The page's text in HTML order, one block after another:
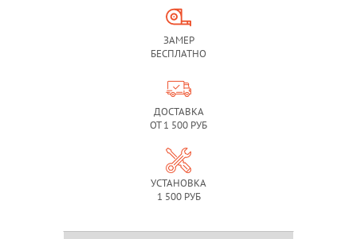
ЗАМЕР
БЕСПЛАТНО
ДОСТАВКА
ОТ 1 500 РУБ
УСТАНОВКА
1 500 РУБ